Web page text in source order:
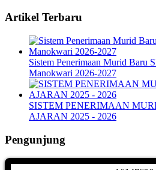
Artikel Terbaru
Sistem Penerimaan Murid Baru
Manokwari 2026-2027
SISTEM PENERIMAAN
AJARAN 2025 - 2026
Pengunjung